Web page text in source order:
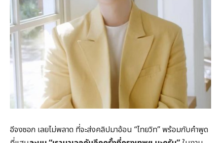
อีจงซอก เลยไม่พลาด ที่จะส่งคลิปมาอ้อน “ไทยวิท” พร้อมกับคำพูด